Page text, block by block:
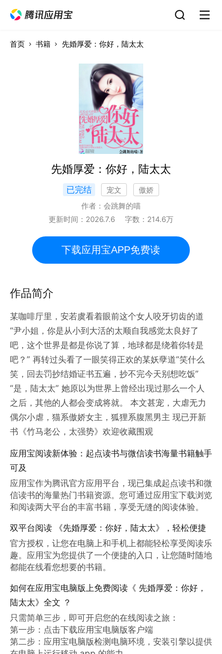
首页 书籍 先婚厚爱：你好，陆太太
先婚厚爱：你好，陆太太
已完结 宠文
傲娇
作者： 会跳舞的喵
更新时间： 2026.7.6 字数： 214.6万
下载应用宝APP免费读
作品简介
某咖啡厅里，安若虞看着眼前这个女人咬牙切齿的道
“尹小姐，你是从小到大活的太顺自我感觉太良好了
吧，这个世界是都是你说了算，地球都是绕着你转是
吧？” 再转过头看了一眼笑得正欢的某妖孽道“笑什么
笑，回去罚抄结婚证书五遍，抄不完今天别想吃饭”
“是，陆太太” 她原以为世界上曾经出现过那么一个人
之后，其他的人都会变成将就。 本文甚宠，大虐无力
偶尔小虐，猫系傲娇女主，狐狸系腹黑男主 现已开新
书《竹马老公，太强势》欢迎收藏围观
应用宝阅读新体验：起点读书与微信读书海量书籍触手
可及
应用宝作为腾讯官方应用平台，现已集成起点读书和微
信读书的海量热门书籍资源。您可通过应用宝下载浏览
和阅读两大平台的丰富书籍，享受无缝的阅读体验。
双平台阅读 《先婚厚爱：你好，陆太太》，轻松便捷
官方授权，让您在电脑上和手机上都能轻松享受阅读乐
趣。应用宝为您提供了一个便捷的入口，让您随时随地
都能在线看您想要的书籍。
如何在应用宝电脑版上免费阅读《 先婚厚爱：你好，
陆太太》全文 ？
只需简单三步，即可开启您的在线阅读之旅：
第一步：点击下载应用宝电脑版客户端
第二步：应用宝电脑版检测电脑环境，安装引擎以提供